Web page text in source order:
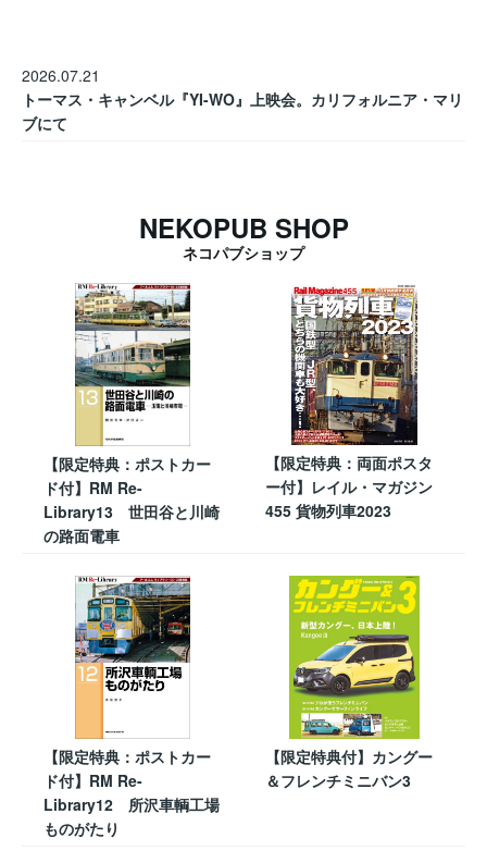
2026.07.21
トーマス・キャンベル『YI-WO』上映会。カリフォルニア・マリ
ブにて
NEKOPUB SHOP
ネコパブショップ
【限定特典：ポストカー
ド付】RM Re-
Library13 世田谷と川崎
の路面電車
【限定特典：両面ポスタ
ー付】レイル・マガジン
455 貨物列車2023
【限定特典：ポストカー
ド付】RM Re-
Library12 所沢車輌工場
ものがたり
【限定特典付】カングー
＆フレンチミニバン3